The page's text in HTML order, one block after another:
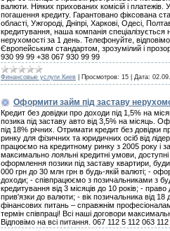
валюти. Ніяких прихованих комісій і
погашення кредиту. Гарантовано фіксована
області, Ужгороді, Дніпрі, Харкові, Одесі,
кредитування, наша компанія спеціалізується
нерухомості за 1 день. Телефонуйте,
Європейським стандартом, зрозумілий і
930 99 99 +38 067 930 99 99
Финансовые услуги Киев Просмотров: 15 Дата:
Оформити займ під заставу
Кредит без довідки про доходи під 1,5% на
позика під заставу авто від 3,5% на місяць.
під 18% річних. Отримати кредит без довідки
ринку для фізичних та юридичних осіб від
працюємо на кредитному ринку з 2005 року і
максимально лояльні кредитні умови,
оформлення позики під заставу квартири,
000 грн до 30 млн грн в будь-якій валюті; -
доходи; - співпрацюємо з позичальниками з
кредитування від 3 місяців до 10 років; -
прив'язки до валюти; - вік позичальника від
фінансових питань – справжнім
термін співпраці! Всі наші договори
Відповімо на всі питання. 067 112 5 112 063